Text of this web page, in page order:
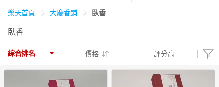
天天免運 美食蛋糕
居家生活 3C家電 親子玩具
樂天首頁 大慶香鋪 臥香
臥香
綜合排名 價格 評分高